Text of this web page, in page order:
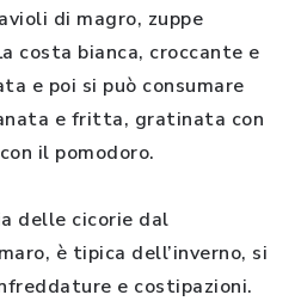
di magro, zuppe
costa bianca, croccante e
e poi si può consumare
e fritta, gratinata con
il pomodoro.
delle cicorie dal
è tipica dell’inverno, si
e costipazioni.